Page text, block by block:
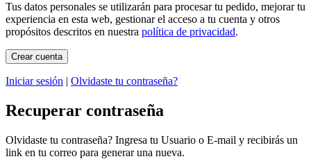
Tus datos personales se utilizarán para procesar tu pedido, mejorar tu
experiencia en esta web, gestionar el acceso a tu cuenta y otros
propósitos descritos en nuestra política de privacidad.
Iniciar sesión | Olvidaste tu contraseña?
Recuperar contraseña
Olvidaste tu contraseña? Ingresa tu Usuario o E-mail y recibirás un
link en tu correo para generar una nueva.